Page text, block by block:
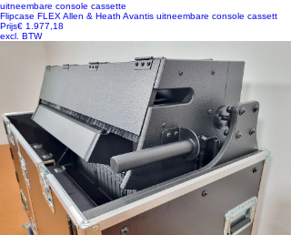
uitneembare console cassette
Flipcase FLEX Allen & Heath Avantis uitneembare console cassett
Prijs€ 1.977,18
excl. BTW